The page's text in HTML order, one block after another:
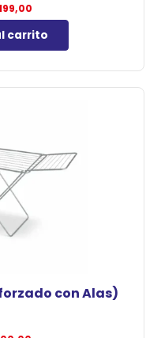
carrito
con Alas)